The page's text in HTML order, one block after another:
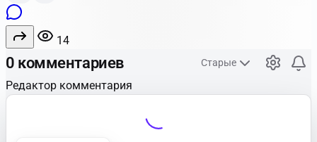
14
0 комментариев Старые
Редактор комментария